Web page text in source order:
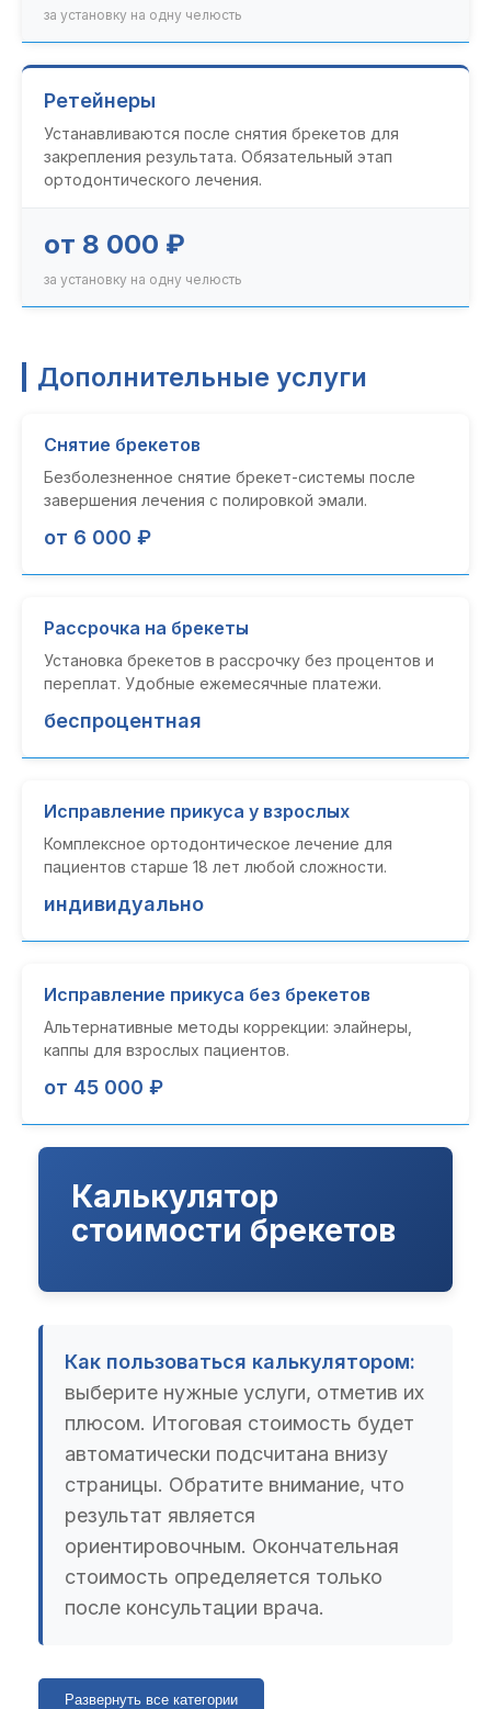
за установку на одну челюсть
Ретейнеры
Устанавливаются после снятия брекетов для
закрепления результата. Обязательный этап
ортодонтического лечения.
от 8 000 ₽
за установку на одну челюсть
Дополнительные услуги
Снятие брекетов
Безболезненное снятие брекет-системы после
завершения лечения с полировкой эмали.
от 6 000 ₽
Рассрочка на брекеты
Установка брекетов в рассрочку без процентов и
переплат. Удобные ежемесячные платежи.
беспроцентная
Исправление прикуса у взрослых
Комплексное ортодонтическое лечение для
пациентов старше 18 лет любой сложности.
индивидуально
Исправление прикуса без брекетов
Альтернативные методы коррекции: элайнеры,
каппы для взрослых пациентов.
от 45 000 ₽
Калькулятор
стоимости брекетов
Как пользоваться калькулятором:
выберите нужные услуги, отметив их
плюсом. Итоговая стоимость будет
автоматически подсчитана внизу
страницы. Обратите внимание, что
результат является
ориентировочным. Окончательная
стоимость определяется только
после консультации врача.
Развернуть все категории